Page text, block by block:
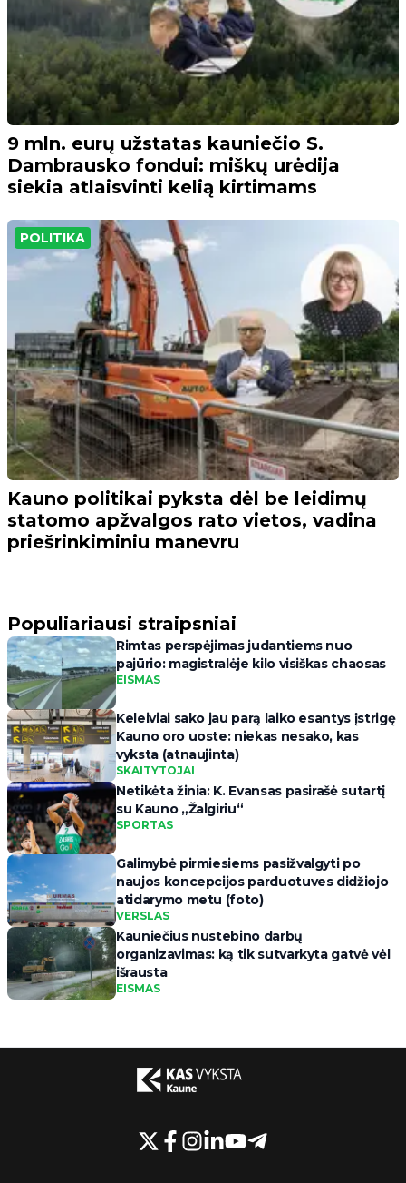
9 mln. eurų užstatas kauniečio S.
Dambrausko fondui: miškų urėdija
siekia atlaisvinti kelią kirtimams
POLITIKA
Kauno politikai pyksta dėl be leidimų
statomo apžvalgos rato vietos, vadina
priešrinkiminiu manevru
Populiariausi straipsniai
Rimtas perspėjimas judantiems nuo
pajūrio: magistralėje kilo visiškas chaosas
EISMAS
Keleiviai sako jau parą laiko esantys įstrigę
Kauno oro uoste: niekas nesako, kas
vyksta (atnaujinta)
SKAITYTOJAI
Netikėta žinia: K. Evansas pasirašė sutartį
su Kauno „Žalgiriu“
SPORTAS
Galimybė pirmiesiems pasižvalgyti po
naujos koncepcijos parduotuves didžiojo
atidarymo metu (foto)
VERSLAS
Kauniečius nustebino darbų
organizavimas: ką tik sutvarkyta gatvė vėl
išrausta
EISMAS